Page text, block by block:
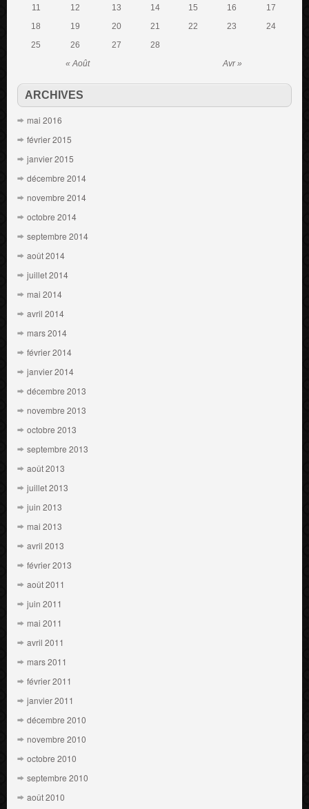
« Août Avr »
11
12 13 14 15 16
17
18
19 20 21 22 23
24
25
26 27 28
ARCHIVES
mai 2016
février 2015
janvier 2015
décembre 2014
novembre 2014
octobre 2014
septembre 2014
août 2014
juillet 2014
mai 2014
avril 2014
mars 2014
février 2014
janvier 2014
décembre 2013
novembre 2013
octobre 2013
septembre 2013
août 2013
juillet 2013
juin 2013
mai 2013
avril 2013
février 2013
août 2011
juin 2011
mai 2011
avril 2011
mars 2011
février 2011
janvier 2011
décembre 2010
novembre 2010
octobre 2010
septembre 2010
août 2010